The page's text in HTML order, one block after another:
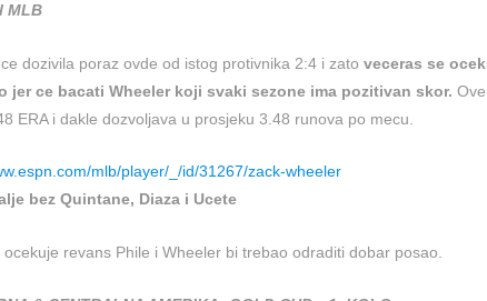
MLB
dozivila poraz ovde od istog protivnika 2:4 i zato veceras se
jer ce bacati Wheeler koji svaki sezone ima pozitivan skor.
ERA i dakle dozvoljava u prosjeku 3.48 runova po mecu.
mlb/player/_/id/31267/zack-wheeler
bez Quintane, Diaza i Ucete
ocekuje revans Phile i Wheeler bi trebao odraditi dobar posao.